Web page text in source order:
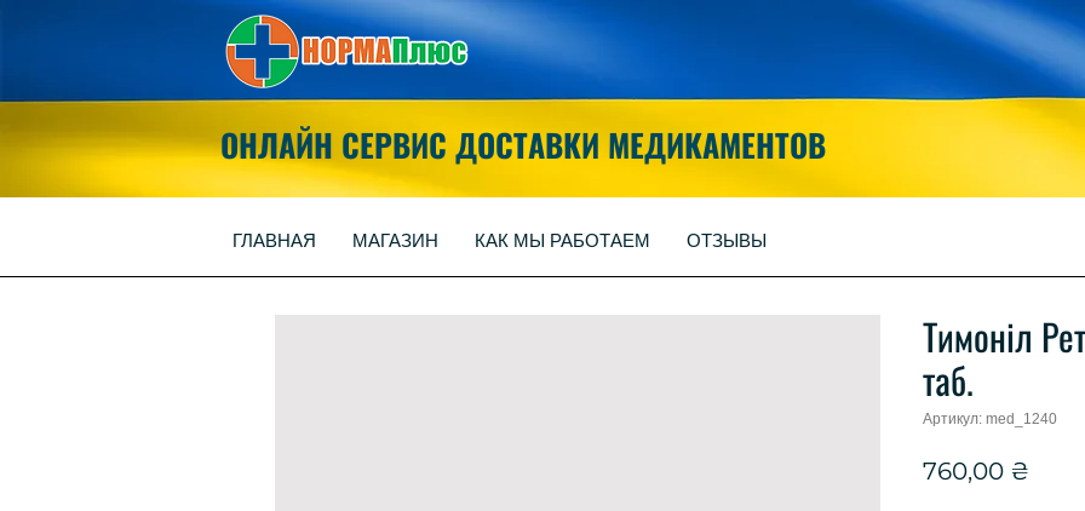
ОНЛАЙН СЕРВИС ДОСТАВКИ МЕДИКАМЕНТОВ
ГЛАВНАЯ МАГАЗИН КАК МЫ РАБОТАЕМ ОТЗЫВЫ
Тимоніл
таб.
Артикул: med_1240
760,00 ₴